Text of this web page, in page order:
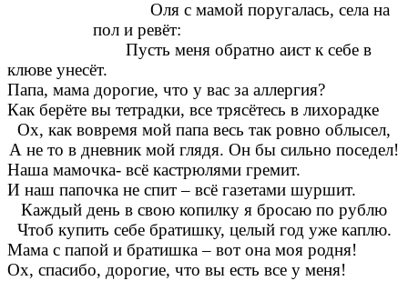
Оля с мамой поругалась, села на
пол и ревёт:
Пусть меня обратно аист к себе в
клюве унесёт.
Папа, мама дорогие, что у вас за аллергия?
Как берёте вы тетрадки, все трясётесь в лихорадке
Ох, как вовремя мой папа весь так ровно облысел,
А не то в дневник мой глядя. Он бы сильно поседел!
Наша мамочка- всё кастрюлями гремит.
И наш папочка не спит – всё газетами шуршит.
Каждый день в свою копилку я бросаю по рублю
Чтоб купить себе братишку, целый год уже каплю.
Мама с папой и братишка – вот она моя родня!
Ох, спасибо, дорогие, что вы есть все у меня!